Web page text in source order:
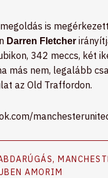
is
Darren Fletcher
342 meccs, két
más nem, legalább
az Old Traffordon.
,
AMORIM